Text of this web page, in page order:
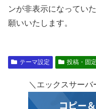
ンが非表示になってい
願いいたします。
テーマ設定 投稿・固
＼エックスサーバ